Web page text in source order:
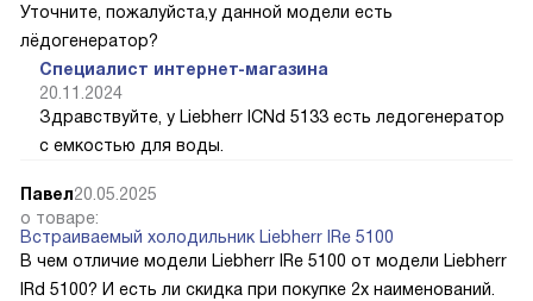
Уточните, пожалуйста,у данной модели есть
лёдогенератор?
Специалист интернет-магазина
20.11.2024
Здравствуйте, у Liebherr ICNd 5133 есть ледогенератор
с емкостью для воды.
Павел20.05.2025
о товаре:
Встраиваемый холодильник Liebherr IRe 5100
В чем отличие модели Liebherr IRe 5100 от модели Liebherr
IRd 5100? И есть ли скидка при покупке 2х наименований.